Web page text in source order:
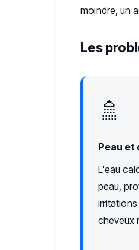
moindre, un
Les
🚿
Peau et
L'eau
peau,
cheveux